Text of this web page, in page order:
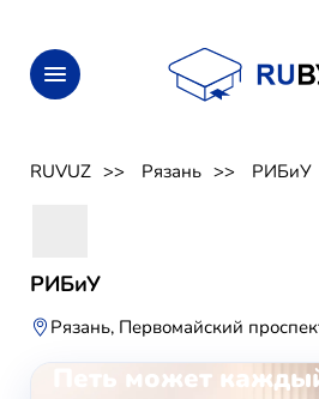
RUVUZ Рязань РИБиУ
РИБиУ
Рязань, Первомайский
Петь может